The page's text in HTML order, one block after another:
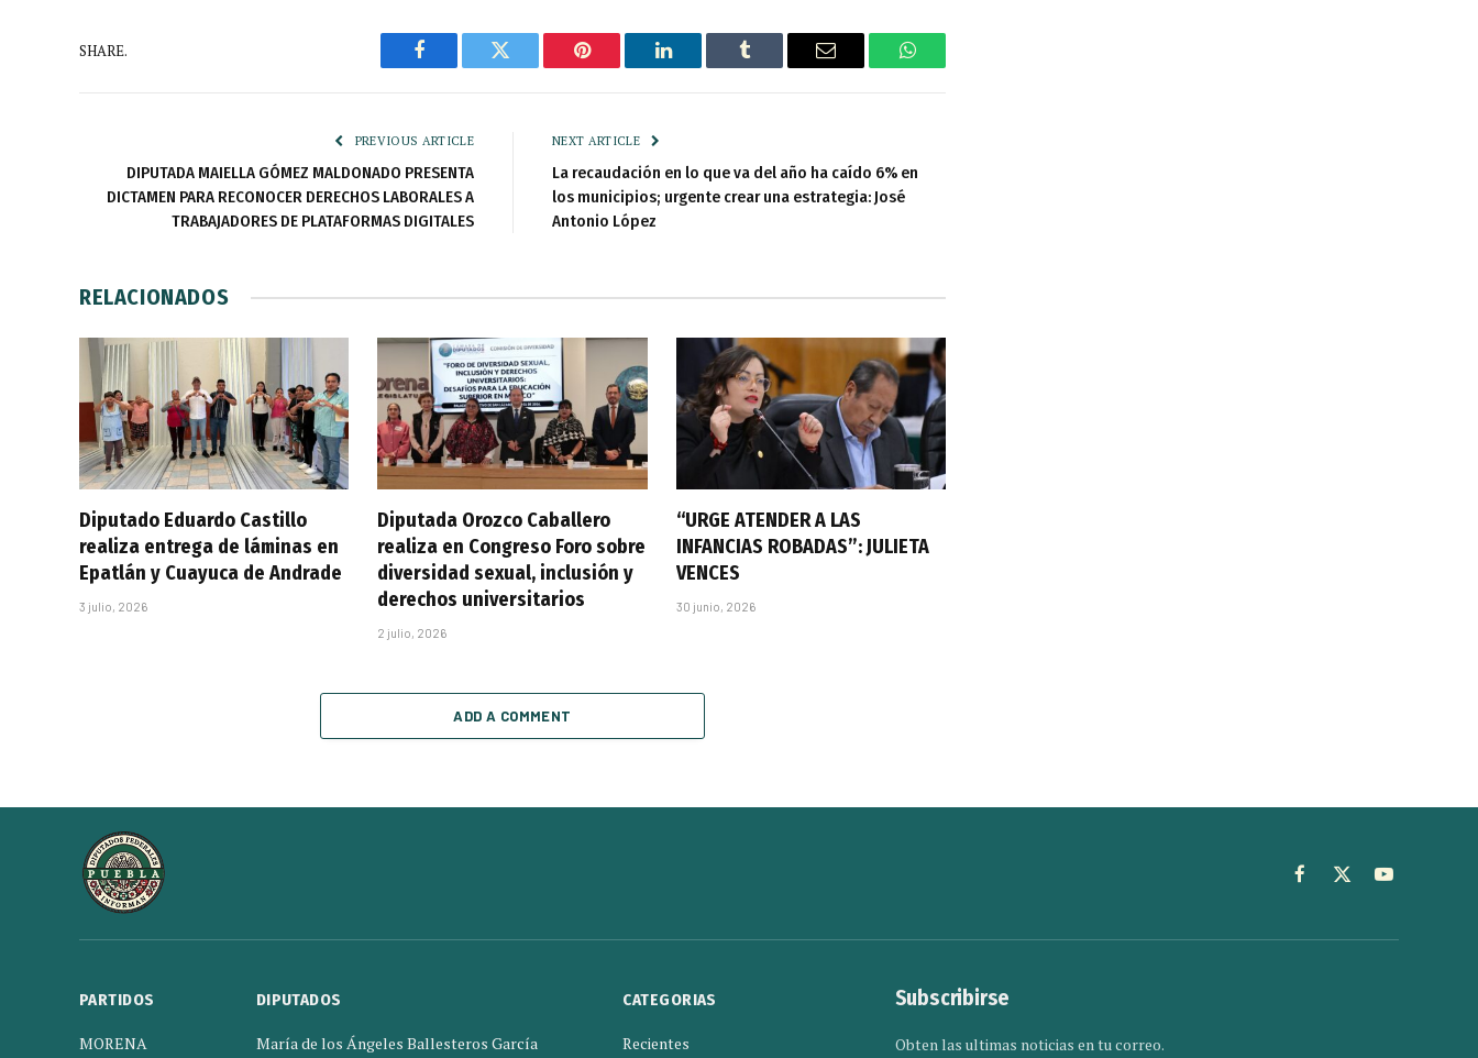
SHARE.
Facebook Twitter Pinterest LinkedIn Tumblr Email WhatsApp
PREVIOUS ARTICLE
DIPUTADA MAIELLA GÓMEZ MALDONADO PRESENTA
DICTAMEN PARA RECONOCER DERECHOS LABORALES A
TRABAJADORES DE PLATAFORMAS DIGITALES
NEXT ARTICLE
La recaudación en lo que va del año ha caído 6% en
los municipios; urgente crear una estrategia: José
Antonio López
RELACIONADOS
Diputado Eduardo Castillo
realiza entrega de láminas en
Epatlán y Cuayuca de Andrade
3 julio, 2026
Diputada Orozco Caballero
realiza en Congreso Foro sobre
diversidad sexual, inclusión y
derechos universitarios
2 julio, 2026
“URGE ATENDER A LAS
INFANCIAS ROBADAS”: JULIETA
VENCES
30 junio, 2026
ADD A COMMENT
Facebook
X
YouTube
PARTIDOS
MORENA
DIPUTADOS
María de los Ángeles Ballesteros García
CATEGORIAS
Recientes
Subscribirse
Obten las ultimas noticias en tu correo.